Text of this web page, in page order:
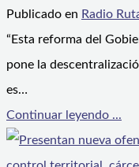
Publicado en Radio
“Esta reforma del
pone la
es…
Continuar leyendo ...